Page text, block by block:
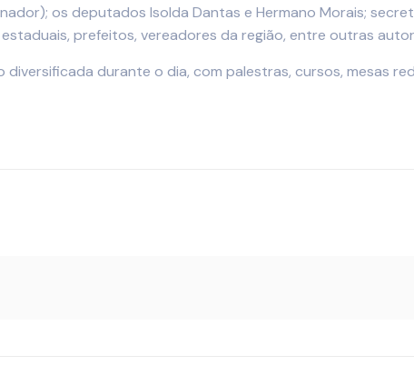
os deputados Isolda Dantas e Hermano Morais;
prefeitos, vereadores da região, entre outras
durante o dia, com palestras, cursos, mesas